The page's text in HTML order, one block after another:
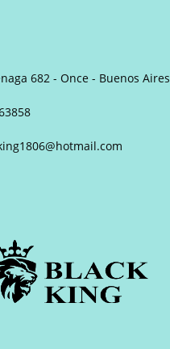
682 - Once - Buenos Aires